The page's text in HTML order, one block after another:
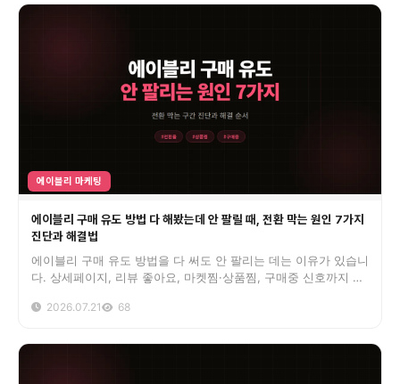
에이블리 마케팅
에이블리 구매 유도 방법 다 해봤는데 안 팔릴 때, 전환 막는 원인 7가지
진단과 해결법
에이블리 구매 유도 방법을 다 써도 안 팔리는 데는 이유가 있습니
다. 상세페이지, 리뷰 좋아요, 마켓찜·상품찜, 구매중 신호까지 전
2026.07.21 68